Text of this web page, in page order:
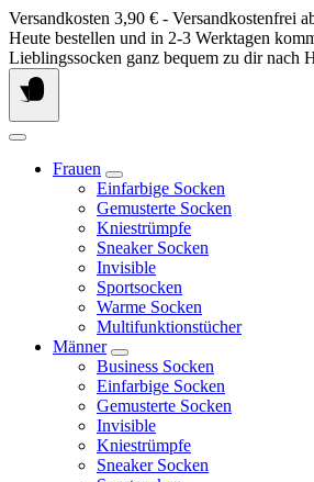
Springe
zum
Inhalt
Versandkosten 3,90 € - Versandkostenfrei
Heute bestellen und in 2-3 Werktagen
Lieblingssocken ganz bequem zu dir nach
Frauen
Einfarbige Socken
Gemusterte Socken
Kniestrümpfe
Sneaker Socken
Invisible
Sportsocken
Warme Socken
Multifunktionstücher
Männer
Business Socken
Einfarbige Socken
Gemusterte Socken
Invisible
Kniestrümpfe
Sneaker Socken